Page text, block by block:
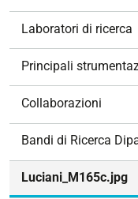
Laboratori di ricerca
Principali
Collaborazioni
Bandi di Ricerca
Luciani_M165c.jpg